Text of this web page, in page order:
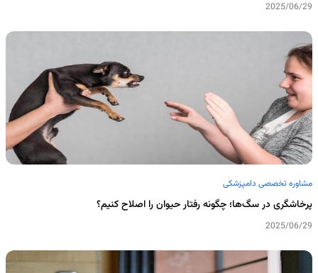
2025/06/29
مشاوره تخصصی دامپزشکی
پرخاشگری در سگ‌ها؛ چگونه رفتار حیوان را اصلاح کنیم؟
2025/06/29